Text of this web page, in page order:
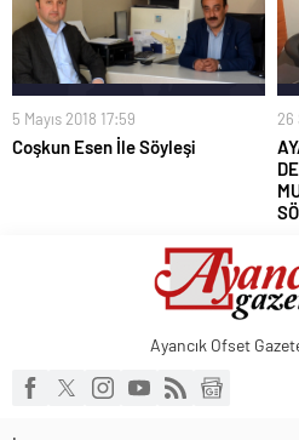
5 Mayıs 2018 17:59
Coşkun Esen İle Söyleşi
26
Ayancık Ofset